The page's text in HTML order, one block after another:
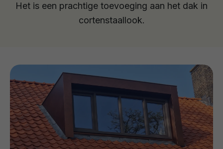
Het is een prachtige toevoeging aan het dak in
cortenstaallook.